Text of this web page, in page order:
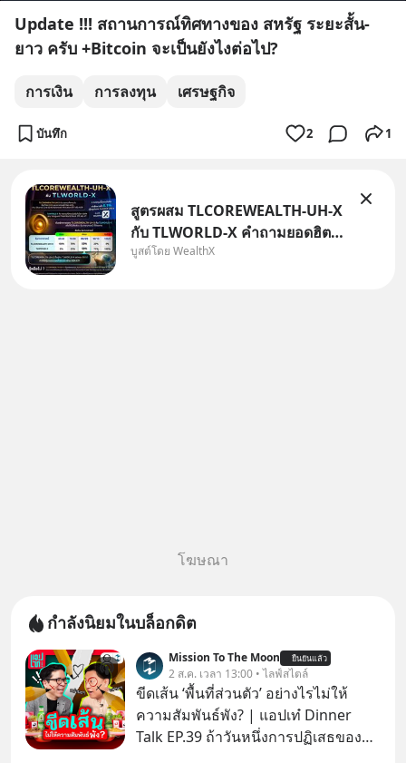
Update !!! สถานการณ์ทิศทางของ สหรัฐ ระยะสั้น-
ยาว ครับ +Bitcoin จะเป็นยังไงต่อไป?
การเงิน การลงทุน เศรษฐกิจ
บันทึก 2 1
สูตรผสม TLCOREWEALTH-UH-X
กับ TLWORLD-X คำถามยอดฮิตที่
คนใช้ WealthX ถามเข้ามา
บูสต์โดย WealthX
โฆษณา
กำลังนิยมในบล็อกดิต
Mission To The Moon ยืนยันแล้ว
2 ส.ค. เวลา 13:00 • ไลฟ์สไตล์
ขีดเส้น ‘พื้นที่ส่วนตัว’ อย่างไรไม่ให้
ความสัมพันธ์พัง? | แอปเท๋ Dinner
Talk EP.39 ถ้าวันหนึ่งการปฏิเสธของ